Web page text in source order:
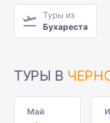
Туры из
Бухареста
ТУРЫ В
Май